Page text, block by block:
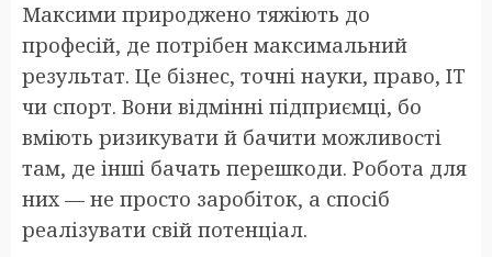
Максими природжено тяжіють до
професій, де потрібен максимальний
результат. Це бізнес, точні науки, право, IT
чи спорт. Вони відмінні підприємці, бо
вміють ризикувати й бачити можливості
там, де інші бачать перешкоди. Робота для
них — не просто заробіток, а спосіб
реалізувати свій потенціал.